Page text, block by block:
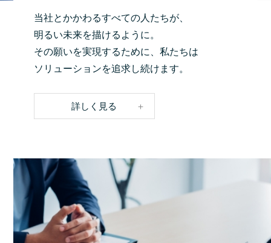
当社とかかわるすべての人たちが、
明るい未来を描けるように。
その願いを実現するために、私たちは
ソリューションを追求し続けます。
詳しく見る